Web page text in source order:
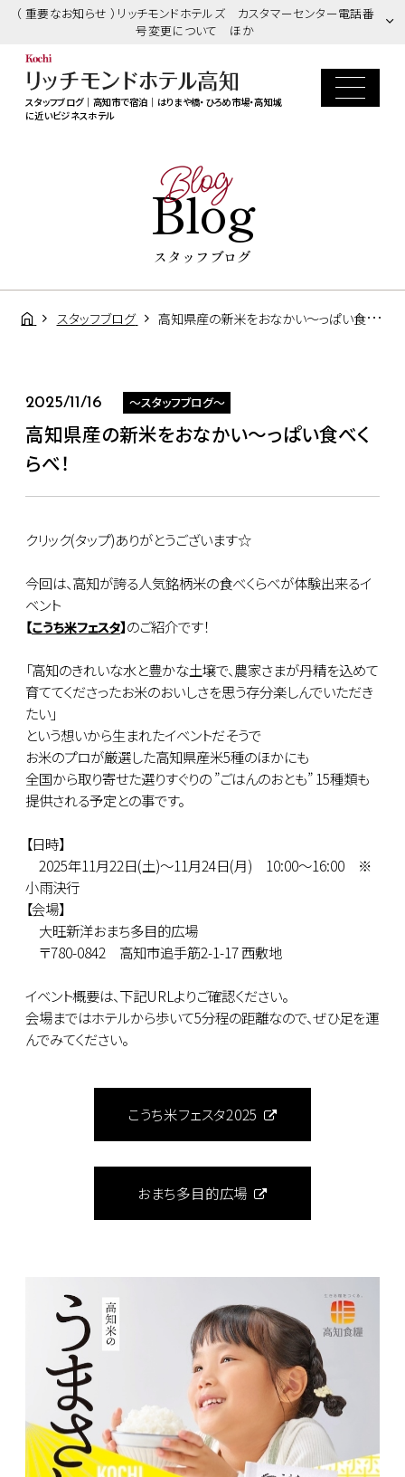
（ 重要なお知らせ ）リッチモンドホテルズ カスタマーセンター電話番
号変更について ほか
スタッフブログ｜高知市で宿泊｜はりまや橋・ひろめ市場・高知城
に近いビジネスホテル
Blog
Blog
スタッフブログ
スタッフブログ 高知県産の新米をおなかい～っぱい食べくらべ！
2025/11/16 ～スタッフブログ～
高知県産の新米をおなかい～っぱい食べく
らべ！
クリック(タップ)ありがとうございます☆
今回は、高知が誇る人気銘柄米の食べくらべが体験出来るイ
ベント
【こうち米フェスタ】のご紹介です！
「高知のきれいな水と豊かな土壌で、農家さまが丹精を込めて
育ててくださったお米のおいしさを思う存分楽しんでいただき
たい」
という想いから生まれたイベントだそうで
お米のプロが厳選した高知県産米5種のほかにも
全国から取り寄せた選りすぐりの ”ごはんのおとも” 15種類も
提供される予定との事です。
【日時】
2025年11月22日(土)～11月24日(月) 10:00～16:00 ※
小雨決行
【会場】
大旺新洋おまち多目的広場
〒780-0842 高知市追手筋2-1-17 西敷地
イベント概要は、下記URLよりご確認ください。
会場まではホテルから歩いて5分程の距離なので、ぜひ足を運
んでみてください。
こうち米フェスタ2025
おまち多目的広場